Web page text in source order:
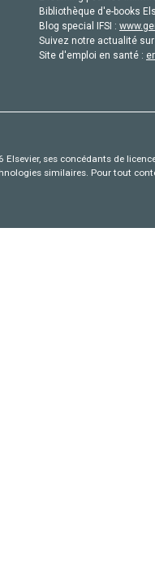
Bibliothèque d'e-books
Blog special IFSI :
Suivez notre actualité
Site d'emploi en santé :
ses concédants de
similaires. Pour tout